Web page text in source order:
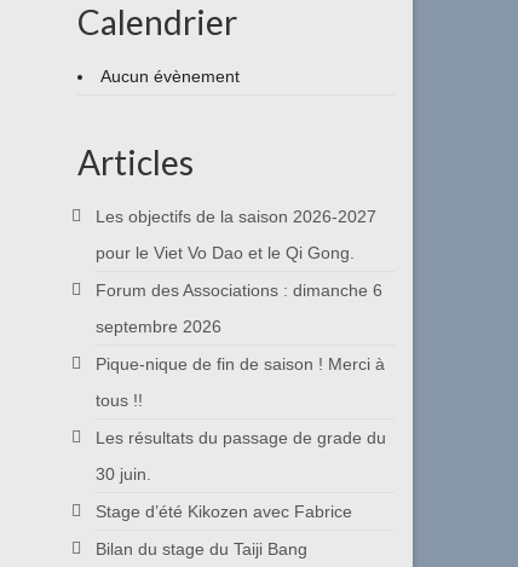
Calendrier
Aucun évènement
Articles
Les objectifs de la saison 2026-2027
pour le Viet Vo Dao et le Qi Gong.
Forum des Associations : dimanche 6
septembre 2026
Pique-nique de fin de saison ! Merci à
tous !!
Les résultats du passage de grade du
30 juin.
Stage d’été Kikozen avec Fabrice
Bilan du stage du Taiji Bang